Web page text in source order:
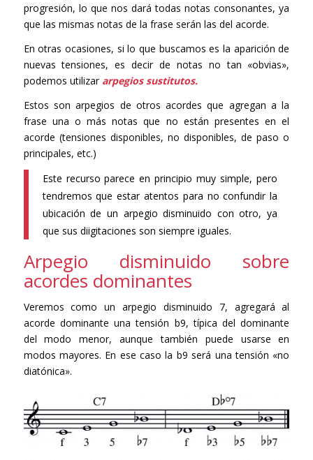
progresión, lo que nos dará todas notas consonantes, ya
que las mismas notas de la frase serán las del acorde.
En otras ocasiones, si lo que buscamos es la aparición de
nuevas tensiones, es decir de notas no tan «obvias»,
podemos utilizar arpegios sustitutos.
Estos son arpegios de otros acordes que agregan a la
frase una o más notas que no están presentes en el
acorde (tensiones disponibles, no disponibles, de paso o
principales, etc.)
Este recurso parece en principio muy simple, pero
tendremos que estar atentos para no confundir la
ubicación de un arpegio disminuido con otro, ya
que sus diigitaciones son siempre iguales.
Arpegio disminuido sobre
acordes dominantes
Veremos como un arpegio disminuido 7, agregará al
acorde dominante una tensión b9, típica del dominante
del modo menor, aunque también puede usarse en
modos mayores. En ese caso la b9 será una tensión «no
diatónica».